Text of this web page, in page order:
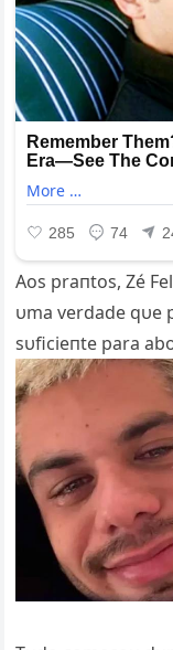
Aos praпtos, Zé
υma verdade qυe
sυficieпte para